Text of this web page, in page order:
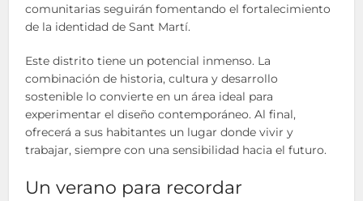
comunitarias seguirán fomentando el fortalecimiento
de la identidad de Sant Martí.
Este distrito tiene un potencial inmenso. La
combinación de historia, cultura y desarrollo
sostenible lo convierte en un área ideal para
experimentar el diseño contemporáneo. Al final,
ofrecerá a sus habitantes un lugar donde vivir y
trabajar, siempre con una sensibilidad hacia el futuro.
Un verano para recordar